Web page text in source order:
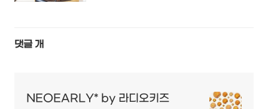
댓글 개
NEOEARLY* by 라디오키즈